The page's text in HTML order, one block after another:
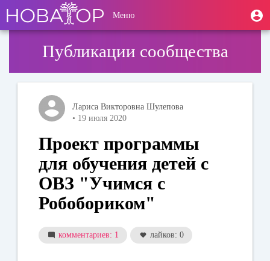
основному
содержанию
User
account
Меню
Публикации сообщества
Лариса Викторовна Шулепова
• 19 июля 2020
Проект программы
для обучения детей с
ОВЗ "Учимся с
Робобориком"
комментариев: 1 лайков: 0